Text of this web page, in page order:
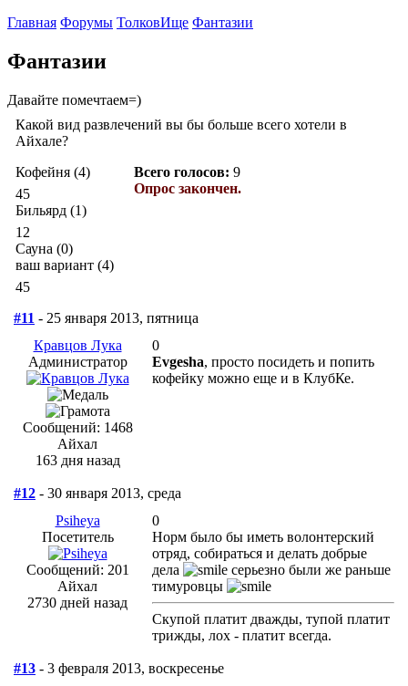
Главная Форумы ТолковИще Фантазии
Фантазии
Давайте помечтаем=)
Какой вид развлечений вы бы больше всего хотели в
Айхале?
Кофейня (4)
45
Бильярд (1)
12
Сауна (0)
ваш вариант (4)
45
Всего голосов: 9
Опрос закончен.
#11 - 25 января 2013, пятница
Кравцов Лука
Администратор
Сообщений: 1468
Айхал
163 дня назад
0
Evgesha, просто посидеть и попить
кофейку можно еще и в КлубКе.
#12 - 30 января 2013, среда
Psiheya
Посетитель
Сообщений: 201
Айхал
2730 дней назад
0
Норм было бы иметь волонтерский
отряд, собираться и делать добрые
дела
серьезно были же раньше
тимуровцы
Скупой платит дважды, тупой платит
трижды, лох - платит всегда.
#13 - 3 февраля 2013, воскресенье